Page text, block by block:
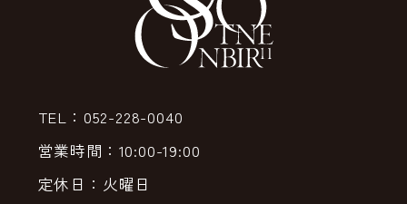
TEL：052-228-0040
営業時間：10:00-19:00
定休日：火曜日